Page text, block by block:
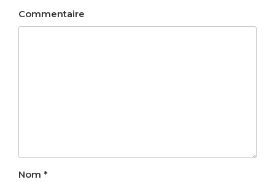
Commentaire
Nom *